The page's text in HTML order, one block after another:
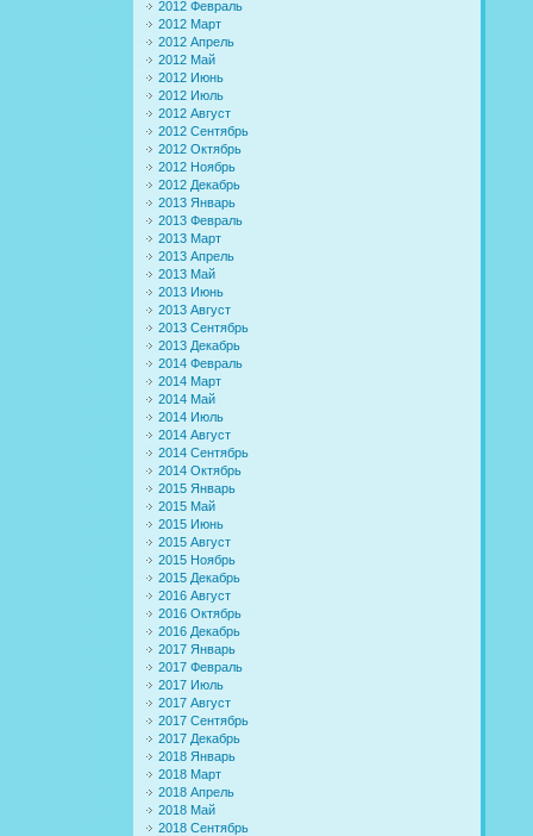
2012 Февраль
2012 Март
2012 Апрель
2012 Май
2012 Июнь
2012 Июль
2012 Август
2012 Сентябрь
2012 Октябрь
2012 Ноябрь
2012 Декабрь
2013 Январь
2013 Февраль
2013 Март
2013 Апрель
2013 Май
2013 Июнь
2013 Август
2013 Сентябрь
2013 Декабрь
2014 Февраль
2014 Март
2014 Май
2014 Июль
2014 Август
2014 Сентябрь
2014 Октябрь
2015 Январь
2015 Май
2015 Июнь
2015 Август
2015 Ноябрь
2015 Декабрь
2016 Август
2016 Октябрь
2016 Декабрь
2017 Январь
2017 Февраль
2017 Июль
2017 Август
2017 Сентябрь
2017 Декабрь
2018 Январь
2018 Март
2018 Апрель
2018 Май
2018 Сентябрь